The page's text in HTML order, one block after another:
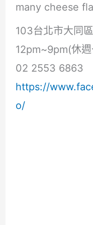
many cheese
103台北市大同
12pm~9pm(休
02 2553 6863
https://
o/